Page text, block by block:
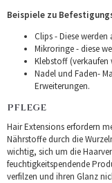
Beispiele zu
Clips - Diese
Mikroringe - diese
Klebstoff
Nadel und Faden-
Erweiterungen.
PFLEGE
Hair Extensions erfordern
Nährstoffe durch die
wichtig, sich um die
feuchtigkeitspendende
verfilzen und ihren Glanz